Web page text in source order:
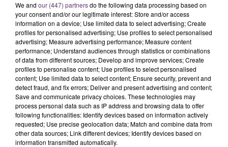
L'INSPECTION DU TRAVAIL RAPPELLE À
L'ORDRE SUR LES CONDITIONS DE...
Alors que les dates de début des vendange 2026
s'est avéré être plus précoce que prévu,
l'inspection du Travail en profite pour rappeler
les conditions de...
TITRES DIFFUSÉS
6h46
6h46 6h43
6h43
We and our (447) partnersdo the following data processing based on
your consent and/or our legitimate interest: Store and/or access
information on a device; Use limited data to select advertising; Create
profiles for personalised advertising; Use profiles to select personalised
advertising; Measure advertising performance; Measure content
performance; Understand audiences through statistics or combinations
of data from different sources; Develop and improve services; Create
profiles to personalise content; Use profiles to select personalised
content; Use limited data to select content; Ensure security, prevent and
detect fraud, and fix errors; Deliver and present advertising and content;
Save and communicate privacy choices. These technologies may
process personal data such as IP address and browsing data to offer
following functionalities: Identify devices based on information actively
requested; Use precise geolocation data; Match and combine data from
other data sources; Link different devices; Identify devices based on
information transmitted automatically.